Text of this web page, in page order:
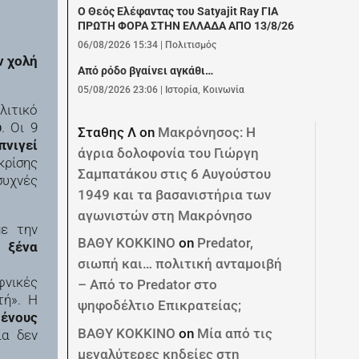
χολή
. Οι 9
την
ξένα
Η
δεν
Ο Θεός Ελέφαντας του Satyajit Ray ΓΙΑ
ΠΡΩΤΗ ΦΟΡΑ ΣΤΗΝ ΕΛΛΑΔΑ ΑΠΟ 13/8/26
06/08/2026 15:34 Πολιτισμός
Από ρόδο βγαίνει αγκάθι…
05/08/2026 23:06 | Ιστορία Κοινωνία
Σταθης Λ on Μακρόνησος: Η
άγρια δολοφονία του Γιώργη
Σαμπατάκου στις 6 Αυγούστου
1949 και τα βασανιστήρια των
αγωνιστών στη Μακρόνησο
ΒΑΘΥ ΚΟΚΚΙΝΟ on Predator,
σιωπή και… πολιτική ανταμοιβή
– Από το Predator στο
ψηφοδέλτιο Επικρατείας;
ΒΑΘΥ ΚΟΚΚΙΝΟ on Μία από τις
μεγαλύτερες κηδείες στη